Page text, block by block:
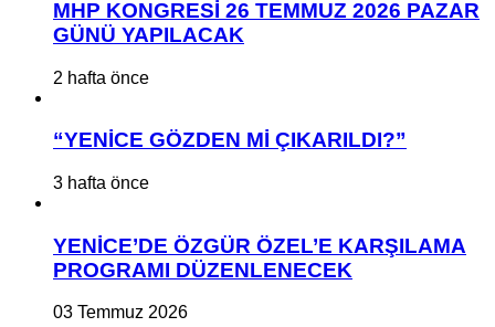
MHP KONGRESİ 26 TEMMUZ 2026 PAZAR
GÜNÜ YAPILACAK
2 hafta önce
“YENİCE GÖZDEN Mİ ÇIKARILDI?”
3 hafta önce
YENİCE’DE ÖZGÜR ÖZEL’E KARŞILAMA
PROGRAMI DÜZENLENECEK
03 Temmuz 2026